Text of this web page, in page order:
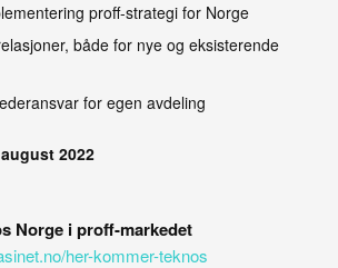
proff-strategi for Norge
både for nye og eksisterende
for egen avdeling
2022
Norge i proff-markedet
her-kommer-teknos